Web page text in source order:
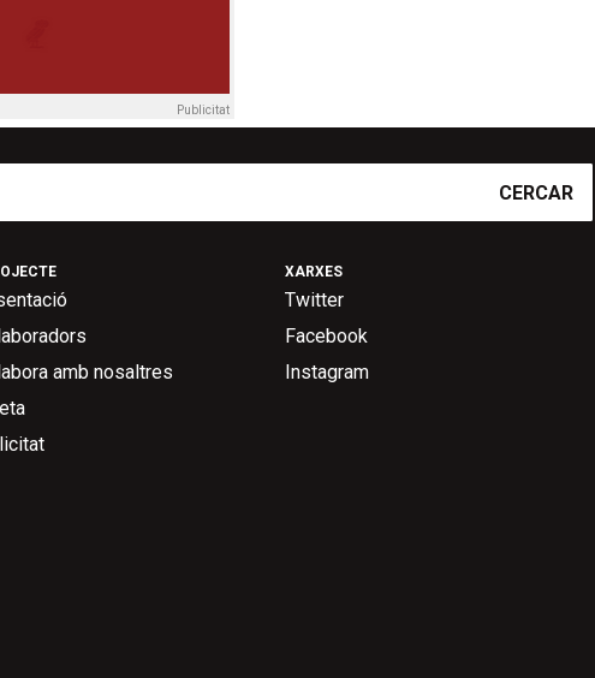
Publicitat
CERCAR
amb nosaltres
XARXES
Twitter
Facebook
Instagram